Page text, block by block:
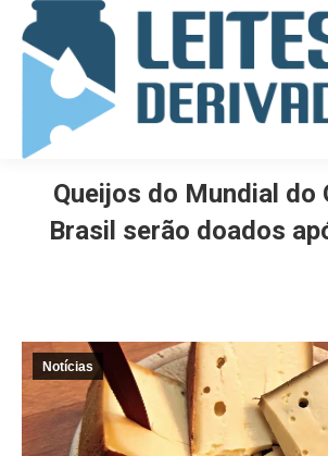
Queijos do Mundial do
Brasil serão doados
Notícias